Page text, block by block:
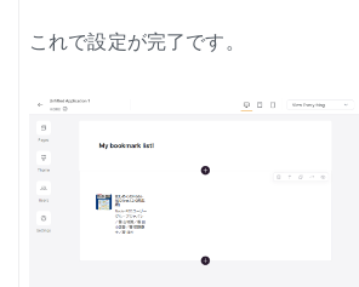
これで設定が完了です。